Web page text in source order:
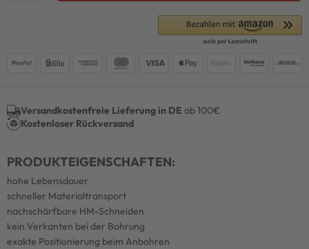
Versandkostenfreie Lieferung in DE ab 100€
Kostenloser Rückversand
PRODUKTEIGENSCHAFTEN:
hohe Lebensdauer
schneller Materialtransport
nachschärfbare HM-Schneiden
kein Verkanten bei der Bohrung
exakte Positionierung beim Anbohren